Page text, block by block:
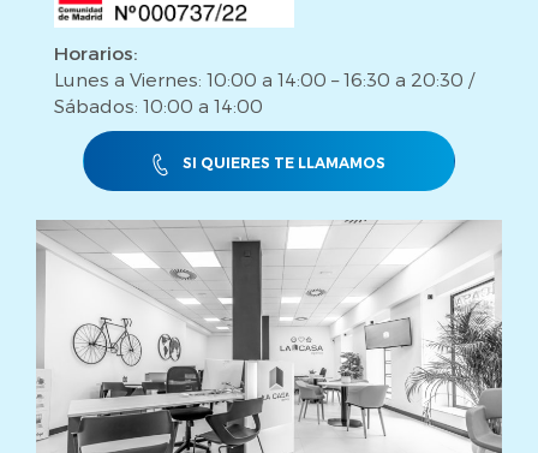
Horarios:
Lunes a Viernes: 10:00 a 14:00 – 16:30 a 20:30 /
Sábados: 10:00 a 14:00
SI QUIERES TE LLAMAMOS